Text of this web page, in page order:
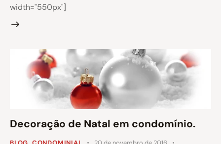
width="550px"]
Decoração de Natal em condomínio.